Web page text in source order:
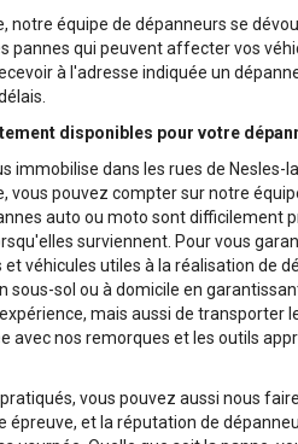
notre équipe de dépanneurs se
pannes qui peuvent affecter vos
à l'adresse indiquée un
disponibles pour votre
immobilise dans les rues de Nesles-
vous pouvez compter sur notre
auto ou moto sont difficilement
surviennent. Pour vous
véhicules utiles à la réalisation de
sous-sol ou à domicile en
mais aussi de transporter
avec nos remorques et les outils
vous pouvez aussi nous
épreuve, et la réputation de